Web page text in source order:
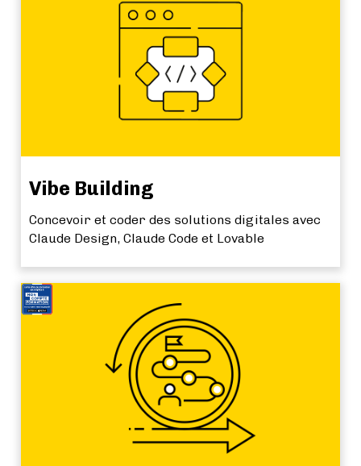
Vibe Building
Concevoir et coder des solutions digitales avec
Claude Design, Claude Code et Lovable